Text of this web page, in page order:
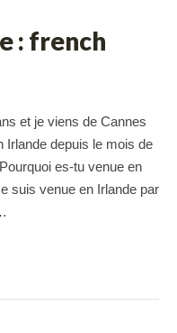
: french
et je viens de Cannes
Irlande depuis le mois de
es-tu venue en
suis venue en Irlande par